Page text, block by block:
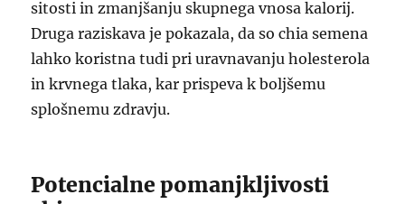
sitosti in zmanjšanju skupnega vnosa kalorij.
Druga raziskava je pokazala, da so chia semena
lahko koristna tudi pri uravnavanju holesterola
in krvnega tlaka, kar prispeva k boljšemu
splošnemu zdravju.
Potencialne pomanjkljivosti